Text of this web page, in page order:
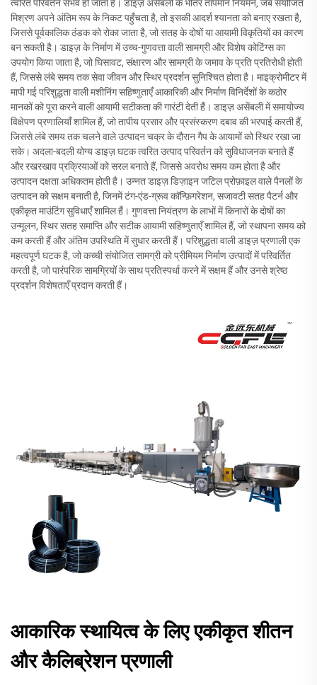
त्वरित परिवर्तन संभव हो जाता है। डाइज़ असेंबली के भीतर तापमान नियमन, जब संयोजित
मिश्रण अपने अंतिम रूप के निकट पहुँचता है, तो इसकी आदर्श श्यानता को बनाए रखता है,
जिससे पूर्वकालिक ठंडक को रोका जाता है, जो सतह के दोषों या आयामी विकृतियों का कारण
बन सकती है। डाइज़ के निर्माण में उच्च-गुणवत्ता वाली सामग्री और विशेष कोटिंग्स का
उपयोग किया जाता है, जो घिसावट, संक्षारण और सामग्री के जमाव के प्रति प्रतिरोधी होती
हैं, जिससे लंबे समय तक सेवा जीवन और स्थिर प्रदर्शन सुनिश्चित होता है। माइक्रोमीटर में
मापी गई परिशुद्धता वाली मशीनिंग सहिष्णुताएँ आकारिकी और निर्माण विनिर्देशों के कठोर
मानकों को पूरा करने वाली आयामी सटीकता की गारंटी देती हैं। डाइज़ असेंबली में समायोज्य
विक्षेपण प्रणालियाँ शामिल हैं, जो तापीय प्रसार और प्रसंस्करण दबाव की भरपाई करती हैं,
जिससे लंबे समय तक चलने वाले उत्पादन चक्र के दौरान गैप के आयामों को स्थिर रखा जा
सके। अदला-बदली योग्य डाइज़ घटक त्वरित उत्पाद परिवर्तन को सुविधाजनक बनाते हैं
और रखरखाव प्रक्रियाओं को सरल बनाते हैं, जिससे अवरोध समय कम होता है और
उत्पादन दक्षता अधिकतम होती है। उन्नत डाइज़ डिज़ाइन जटिल प्रोफ़ाइल वाले पैनलों के
उत्पादन को सक्षम बनाती है, जिनमें टंग-एंड-ग्रूव कॉन्फ़िगरेशन, सजावटी सतह पैटर्न और
एकीकृत माउंटिंग सुविधाएँ शामिल हैं। गुणवत्ता नियंत्रण के लाभों में किनारों के दोषों का
उन्मूलन, स्थिर सतह समाप्ति और सटीक आयामी सहिष्णुताएँ शामिल हैं, जो स्थापना समय को
कम करती हैं और अंतिम उपस्थिति में सुधार करती हैं। परिशुद्धता वाली डाइज़ प्रणाली एक
महत्वपूर्ण घटक है, जो कच्ची संयोजित सामग्री को प्रीमियम निर्माण उत्पादों में परिवर्तित
करती है, जो पारंपरिक सामग्रियों के साथ प्रतिस्पर्धा करने में सक्षम हैं और उनसे श्रेष्ठ
प्रदर्शन विशेषताएँ प्रदान करती हैं।
आकारिक स्थायित्व के लिए एकीकृत शीतन
और कैलिब्रेशन प्रणाली